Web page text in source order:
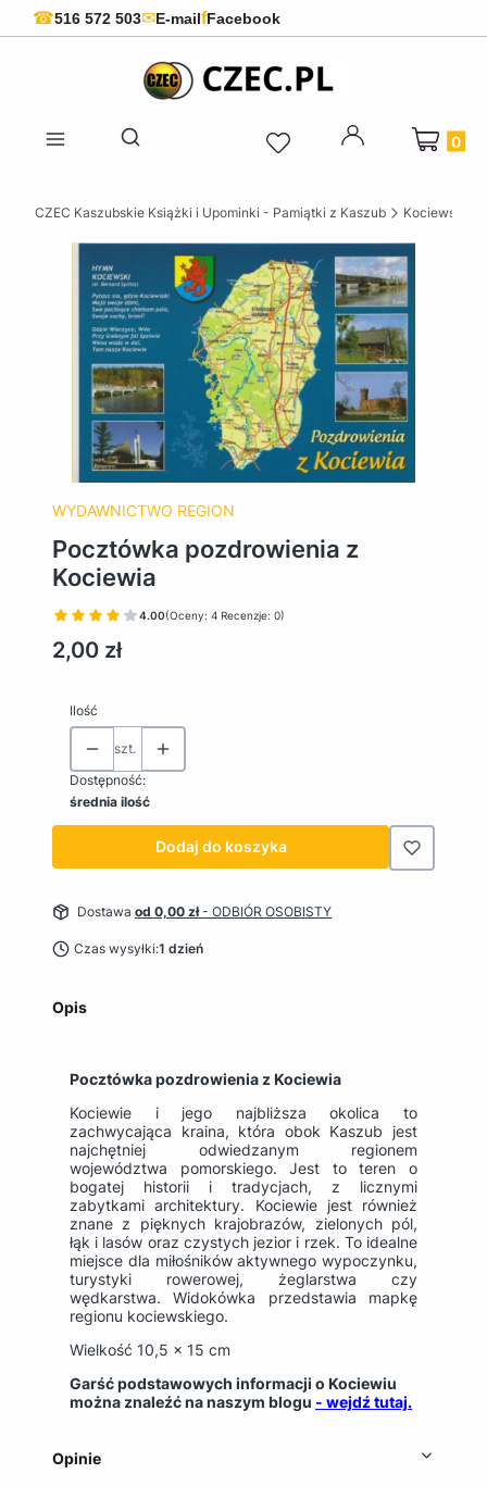
☎516 572 503✉E-mailfFacebook
Otwórz wyszukiwarkę
Produkty
CZEC Kaszubskie Książki i Upominki - Pamiątki z Kaszub Kociewskie
WYDAWNICTWO REGION
Pocztówka pozdrowienia z
Kociewia
4.00(Oceny: 4 Recenzje: 0)
Cena
2,00 zł
Ilość
szt.
Dostępność:
średnia ilość
Dodaj do koszyka
Dostawa od 0,00 zł- ODBIÓR OSOBISTY
Czas wysyłki:1 dzień
Opis
Pocztówka pozdrowienia z Kociewia
Kociewie i jego najbliższa okolica to
zachwycająca kraina, która obok Kaszub jest
najchętniej odwiedzanym regionem
województwa pomorskiego. Jest to teren o
bogatej historii i tradycjach, z licznymi
zabytkami architektury. Kociewie jest również
znane z pięknych krajobrazów, zielonych pól,
łąk i lasów oraz czystych jezior i rzek. To idealne
miejsce dla miłośników aktywnego wypoczynku,
turystyki rowerowej, żeglarstwa czy
wędkarstwa. Widokówka przedstawia mapkę
regionu kociewskiego.
Wielkość 10,5 x 15 cm
Garść podstawowych informacji o Kociewiu
można znaleźć na naszym blogu - wejdź tutaj.
Opinie